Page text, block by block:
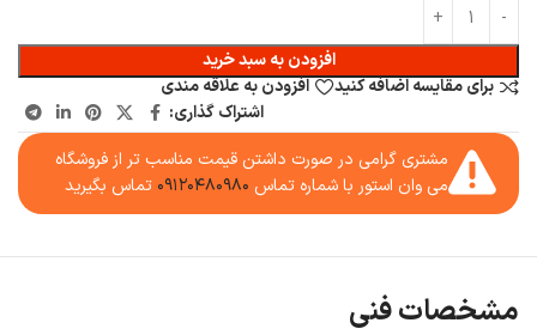
افزودن به سبد خرید
برای مقایسه اضافه کنید
افزودن به علاقه مندی
اشتراک گذاری:
مشتری گرامی در صورت داشتن قیمت مناسب تر از فروشگاه
می وان استور با شماره تماس ۰۹۱۲۰۴۸۰۹۸۰ تماس بگیرید
مشخصات فنی